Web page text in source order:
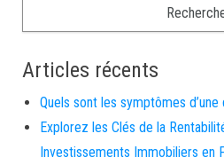
Articles récents
Quels sont les symptômes
Explorez les Clés de la
Investissements Immobiliers en